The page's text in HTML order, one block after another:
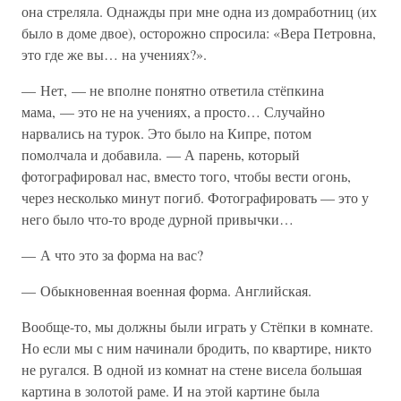
она стреляла. Однажды при мне одна из домработниц (их
было в доме двое), осторожно спросила: «Вера Петровна,
это где же вы… на учениях?».
— Нет, — не вполне понятно ответила стёпкина
мама, — это не на учениях, а просто… Случайно
нарвались на турок. Это было на Кипре, потом
помолчала и добавила. — А парень, который
фотографировал нас, вместо того, чтобы вести огонь,
через несколько минут погиб. Фотографировать — это у
него было что-то вроде дурной привычки…
— А что это за форма на вас?
— Обыкновенная военная форма. Английская.
Вообще-то, мы должны были играть у Стёпки в комнате.
Но если мы с ним начинали бродить, по квартире, никто
не ругался. В одной из комнат на стене висела большая
картина в золотой раме. И на этой картине была